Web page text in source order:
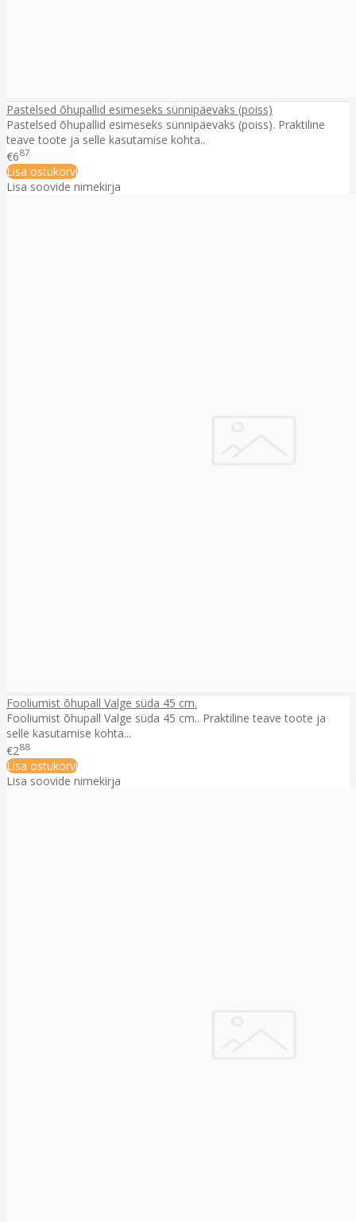
Pastelsed õhupallid esimeseks sünnipäevaks (poiss)
Pastelsed õhupallid esimeseks sünnipäevaks (poiss). Praktiline
teave toote ja selle kasutamise kohta..
€687
Lisa ostukorvi
Lisa soovide nimekirja
Fooliumist õhupall Valge süda 45 cm.
Fooliumist õhupall Valge süda 45 cm.. Praktiline teave toote ja
selle kasutamise kohta...
€288
Lisa ostukorvi
Lisa soovide nimekirja